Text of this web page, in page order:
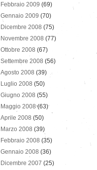
Febbraio 2009 (69)
Gennaio 2009 (70)
Dicembre 2008 (75)
Novembre 2008 (77)
Ottobre 2008 (67)
Settembre 2008 (56)
Agosto 2008 (39)
Luglio 2008 (50)
Giugno 2008 (55)
Maggio 2008(63)
Aprile 2008 (50)
Marzo 2008 (39)
Febbraio 2008 (35)
Gennaio 2008 (36)
Dicembre 2007 (25)